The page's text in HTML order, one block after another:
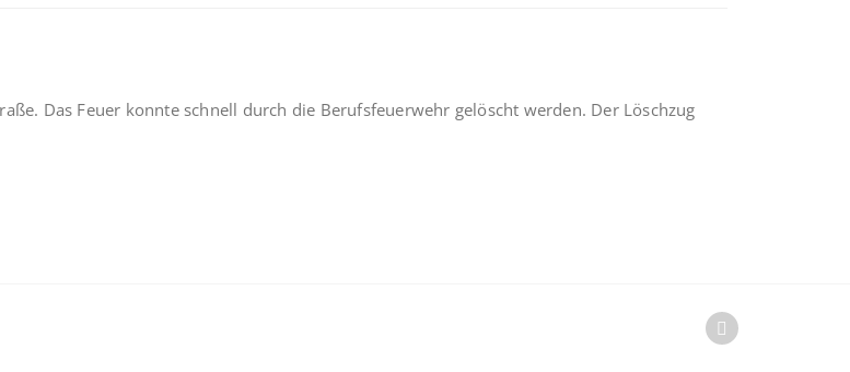
Das Feuer konnte schnell durch die Berufsfeuerwehr gelöscht werden. Der Löschzug